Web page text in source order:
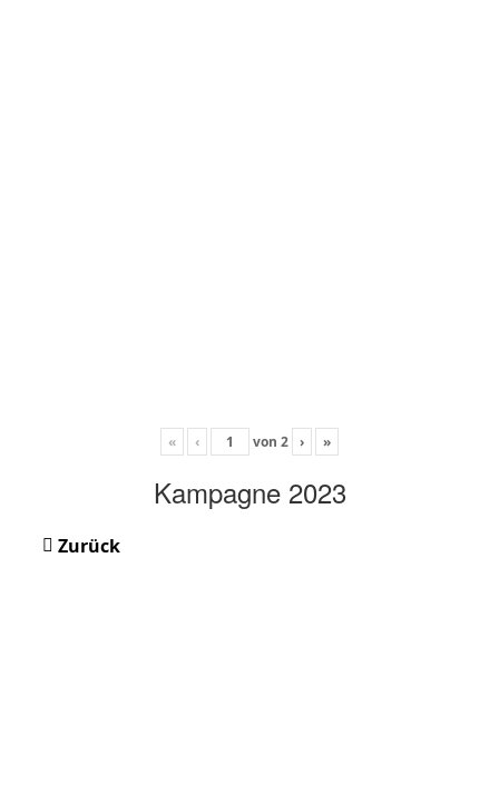
« ‹ von 2 › »
Kampagne 2023
Zurück